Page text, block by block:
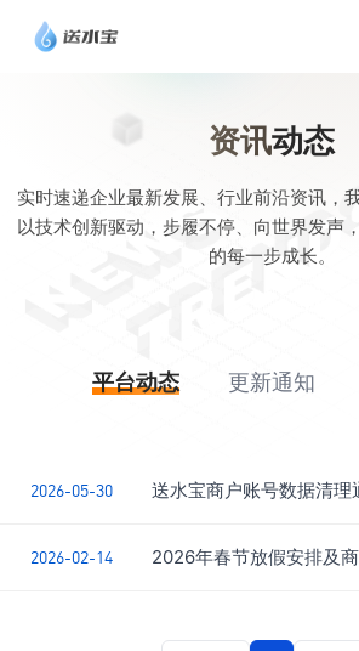
资讯动态
实时速递企业最新发展、行业前沿资讯，
以技术创新驱动，步履不停、向世界发声
的每一步成长。
平台动态 更新通知
2026-05-30 送水宝商户账号数据清理
2026-02-14 2026年春节放假安排及